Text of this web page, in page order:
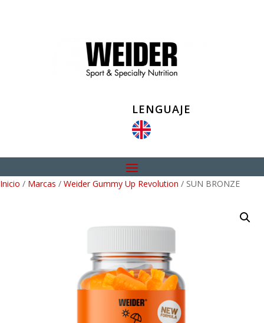
LENGUAJE
Inicio / Marcas / Weider Gummy Up Revolution / SUN BRONZE